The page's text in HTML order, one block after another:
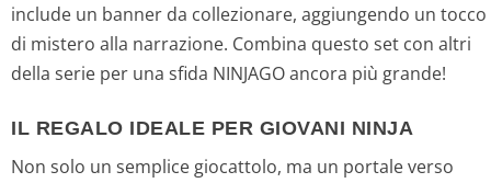
include un banner da collezionare, aggiungendo un tocco
di mistero alla narrazione. Combina questo set con altri
della serie per una sfida NINJAGO ancora più grande!
IL REGALO IDEALE PER GIOVANI NINJA
Non solo un semplice giocattolo, ma un portale verso